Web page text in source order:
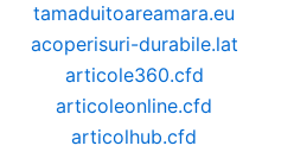
tamaduitoareamara.eu
acoperisuri-durabile.lat
articole360.cfd
articoleonline.cfd
articolhub.cfd